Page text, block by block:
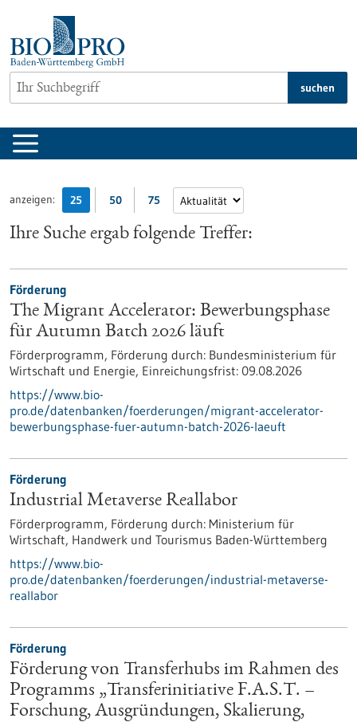
springen
suchen
anzeigen: 25 50 75
Ihre Suche ergab folgende Treffer:
Förderung
The Migrant Accelerator: Bewerbungsphase
für Autumn Batch 2026 läuft
Förderprogramm, Förderung durch: Bundesministerium für
Wirtschaft und Energie, Einreichungsfrist: 09.08.2026
https://www.bio-
pro.de/datenbanken/foerderungen/migrant-accelerator-
bewerbungsphase-fuer-autumn-batch-2026-laeuft
Förderung
Industrial Metaverse Reallabor
Förderprogramm, Förderung durch: Ministerium für
Wirtschaft, Handwerk und Tourismus Baden-Württemberg
https://www.bio-
pro.de/datenbanken/foerderungen/industrial-metaverse-
reallabor
Förderung
Förderung von Transferhubs im Rahmen des
Programms „Transferinitiative F.A.S.T. –
Forschung, Ausgründungen, Skalierung,